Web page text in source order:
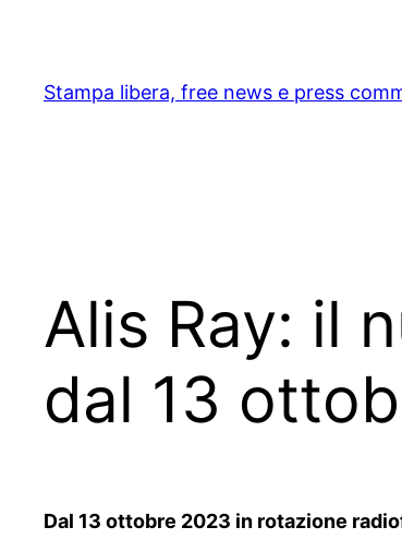
content
Stampa libera, free news e press
Alis Ray: il
dal 13
Dal 13 ottobre 2023 in rotazione